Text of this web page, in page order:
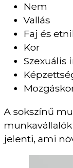
Nem
Vallás
Faj és
Kor
Szexuális
A sokszínű
jelenti, ami